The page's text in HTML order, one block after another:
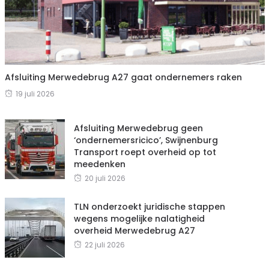
Afsluiting Merwedebrug A27 gaat ondernemers raken
19 juli 2026
Afsluiting Merwedebrug geen
‘ondernemersricico’, Swijnenburg
Transport roept overheid op tot
meedenken
20 juli 2026
TLN onderzoekt juridische stappen
wegens mogelijke nalatigheid
overheid Merwedebrug A27
22 juli 2026